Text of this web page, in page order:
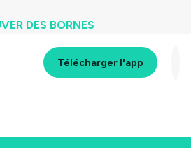
DES BORNES
Télécharger l'app